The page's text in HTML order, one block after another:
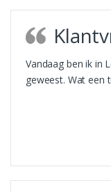
Vandaag ben ik in
geweest. Wat een